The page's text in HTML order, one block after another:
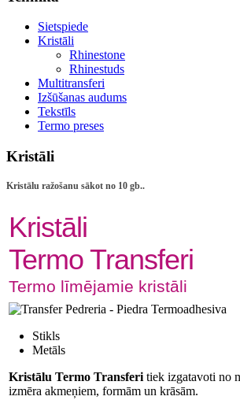
Sietspiede
Kristāli
Rhinestone
Rhinestuds
Multitransferi
Izšūšanas audums
Tekstīls
Termo preses
Kristāli
Kristālu ražošanu sākot no 10 gb..
Kristāli
Termo Transferi
Termo līmējamie kristāli
Stikls
Metāls
Kristālu Termo Transferi tiek izgatavoti no
izmēra akmeņiem, formām un krāsām.